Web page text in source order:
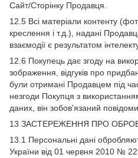
Сайт/Сторінку Продавця.
12.5 Всі матеріали контенту
креслення і т.д.), надані
взаємодії є результатом
12.6 Покупець дає згоду на
зображення, відгуків про
були отримані Продавцем під
незгоди Покупця з
даних, він зобов'язаний
13 ЗАСТЕРЕЖЕННЯ ПРО
13.1 Персональні дані
України від 01 червня 2010 №